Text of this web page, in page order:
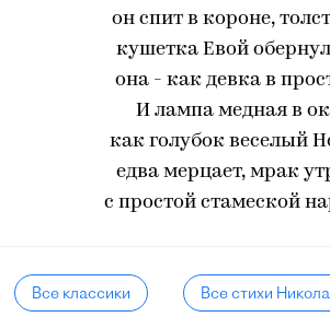
он спит в короне,
кушетка Евой
она - как девка в
И лампа медная в
как голубок веселый
едва мерцает, мрак
с простой стамеской
Все классики Все стихи